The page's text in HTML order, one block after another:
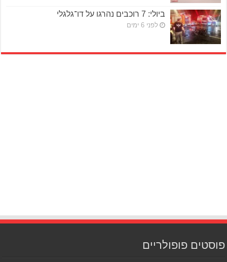
ביולי: 7 רוכבים נהרגו על דו־גלגלי
לפני 6 ימים
פוסטים פופולריים